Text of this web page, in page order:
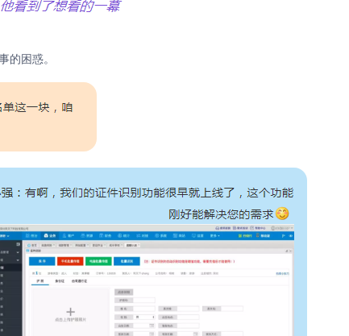
困惑。